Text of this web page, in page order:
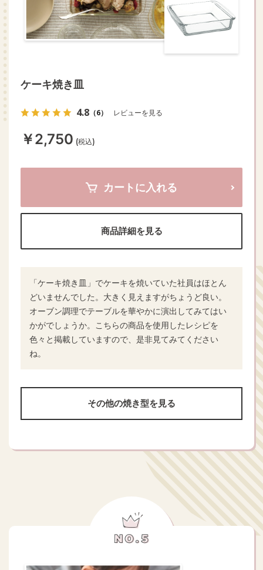
ケーキ焼き皿
4.8 （6） レビューを見る
￥2,750 (税込)
カートに入れる
商品詳細を見る
「ケーキ焼き皿」でケーキを焼いていた社員はほとん
どいませんでした。大きく見えますがちょうど良い。
オーブン調理でテーブルを華やかに演出してみてはい
かがでしょうか。こちらの商品を使用したレシピを
色々と掲載していますので、是非見てみてください
ね。
その他の焼き型を見る